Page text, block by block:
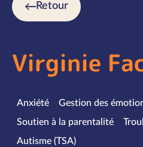
Retour
Virginie
Spécialités
Anxiété Gestion des
Soutien à la parentalité
Autisme (TSA)